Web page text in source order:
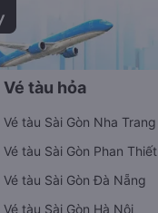
Vé tàu hỏa
Vé tàu Sài Gòn Nha Trang
Vé tàu Sài Gòn Phan Thiết
Vé tàu Sài Gòn Đà Nẵng
Vé tàu Sài Gòn Hà Nội